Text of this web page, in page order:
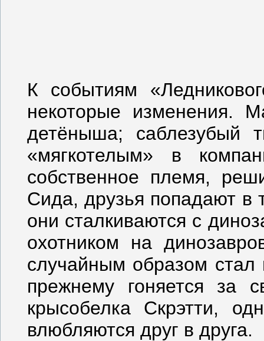
К событиям
некоторые изменения.
детёныша;
«мягкотелым» в
собственное племя,
Сида, друзья попадают в
они сталкиваются с
охотником на
случайным образом
прежнему гоняется за
крысобелка Скрэтти,
влюбляются друг в друга.